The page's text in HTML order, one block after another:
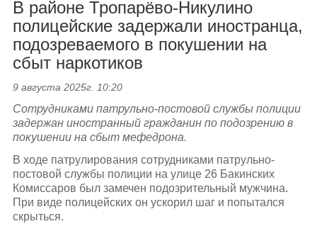
В районе Тропарёво-Никулино
полицейские задержали иностранца,
подозреваемого в покушении на
сбыт наркотиков
9 августа 2025г. 10:20
Сотрудниками патрульно-постовой службы полиции
задержан иностранный гражданин по подозрению в
покушении на сбыт мефедрона.
В ходе патрулирования сотрудниками патрульно-
постовой службы полиции на улице 26 Бакинских
Комиссаров был замечен подозрительный мужчина.
При виде полицейских он ускорил шаг и попытался
скрыться.